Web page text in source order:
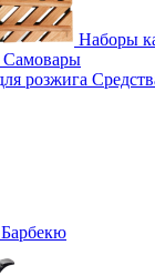
Наборы
Самовары
Барбекю